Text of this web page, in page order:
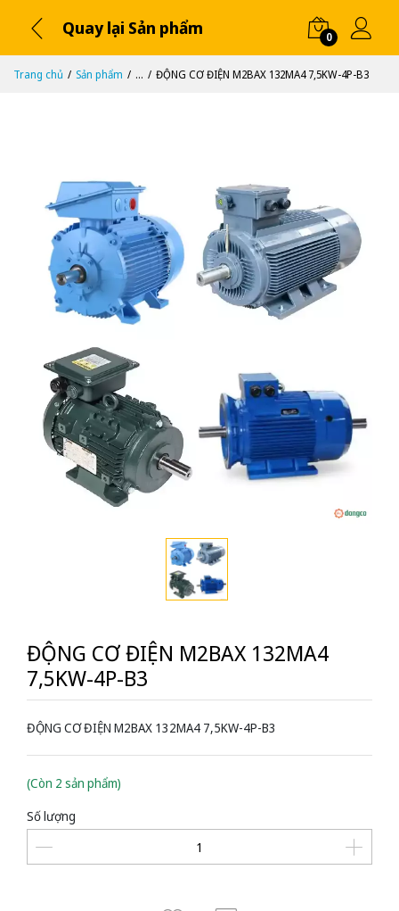
Quay lại Sản phẩm 0
Trang chủ Sản phẩm ... ĐỘNG CƠ ĐIỆN M2BAX 132MA4 7,5KW-4P-B3
ĐỘNG CƠ ĐIỆN M2BAX 132MA4
7,5KW-4P-B3
ĐỘNG CƠ ĐIỆN M2BAX 132MA4 7,5KW-4P-B3
(Còn 2 sản phẩm)
Số lượng